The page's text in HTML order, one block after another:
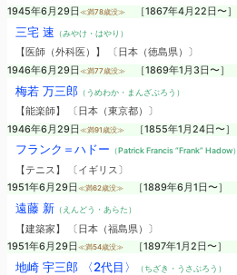
1945年6月29日 ≪満78歳没≫ ［1867年4月22日〜］
三宅 速 （みやけ・はやり）
【医師（外科医）】 〔日本（徳島県）〕
1946年6月29日 ≪満77歳没≫ ［1869年1月3日〜］
梅若 万三郎（うめわか・まんざぶろう）
【能楽師】 〔日本（東京都）〕
1946年6月29日 ≪満91歳没≫ ［1855年1月24日〜］
フランク＝ハドー （Patrick Francis “Frank” Hadow）
【テニス】 〔イギリス〕
1951年6月29日 ≪満62歳没≫ ［1889年6月1日〜］
遠藤 新（えんどう・あらた）
【建築家】 〔日本（福島県）〕
1951年6月29日 ≪満54歳没≫ ［1897年1月2日〜］
地崎 宇三郎 〈2代目〉 （ちざき・うさぶろう）